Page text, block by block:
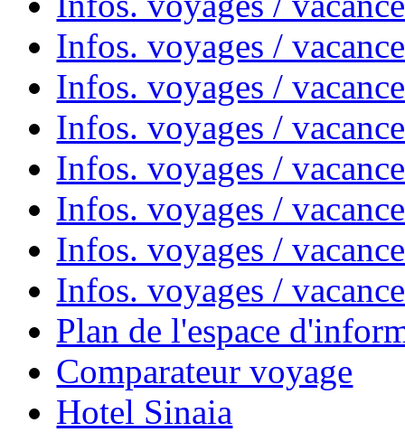
Infos. voyages /
Infos. voyages /
Infos. voyages /
Infos. voyages /
Infos. voyages /
Infos. voyages /
Infos. voyages /
Plan de l'espace
Comparateur voyage
Hotel Sinaia